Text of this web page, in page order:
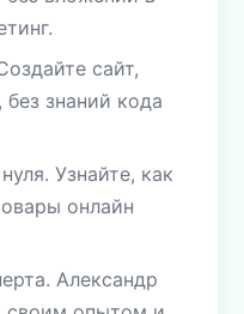
сайт,
знаний кода
Узнайте, как
онлайн
Александр